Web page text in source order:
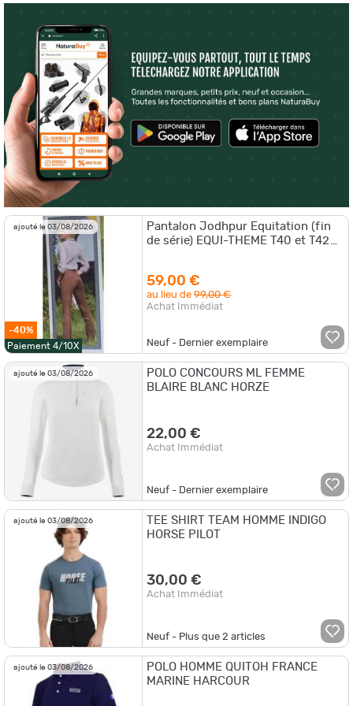
ajouté le 03/08/2026
-40%
Paiement 4/10X
Pantalon Jodhpur Equitation (fin
de série) EQUI-THEME T40 et T42
59,00 €
au lieu de99,00 €
Achat Immédiat
Neuf - Dernier exemplaire
ajouté le 03/08/2026
POLO CONCOURS ML FEMME
BLAIRE BLANC HORZE
22,00 €
Achat Immédiat
Neuf - Dernier exemplaire
ajouté le 03/08/2026
TEE SHIRT TEAM HOMME INDIGO
HORSE PILOT
30,00 €
Achat Immédiat
Neuf - Plus que2 articles
ajouté le 03/08/2026
POLO HOMME QUITOH FRANCE
MARINE HARCOUR